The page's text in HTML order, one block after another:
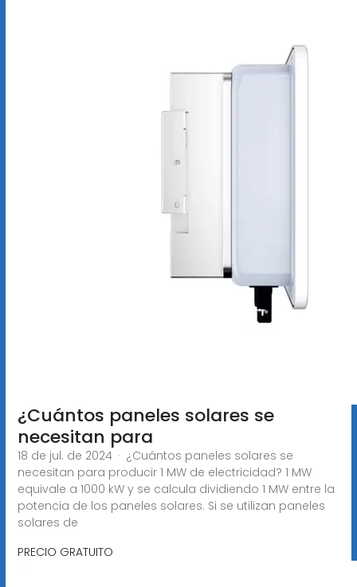
¿Cuántos paneles solares se
necesitan para
18 de jul. de 2024 · ¿Cuántos paneles solares se
necesitan para producir 1 MW de electricidad? 1 MW
equivale a 1000 kW y se calcula dividiendo 1 MW entre la
potencia de los paneles solares. Si se utilizan paneles
solares de
PRECIO GRATUITO